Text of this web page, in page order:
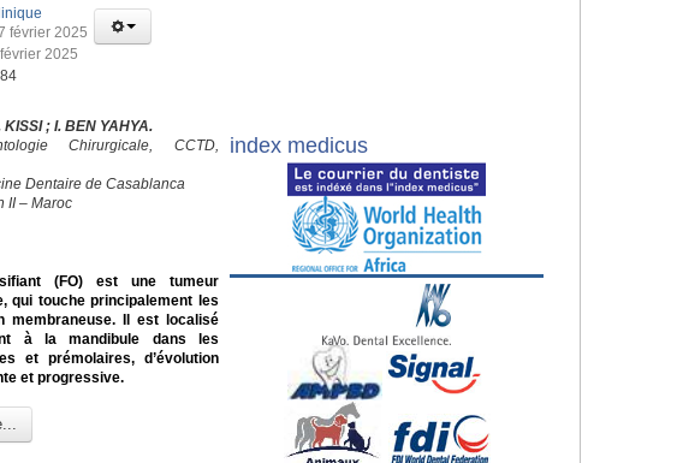
février 2025
2025
; I. BEN YAHYA.
Chirurgicale, CCTD,
Dentaire de Casablanca
II – Maroc
(FO) est une tumeur
qui touche principalement les
membraneuse. Il est localisé
à la mandibule dans les
et prémolaires, d’évolution
et progressive.
index medicus